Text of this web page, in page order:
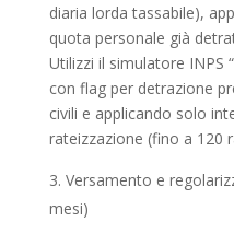
diaria lorda tassabile),
quota personale già
Utilizzi il simulatore INPS
con flag per detrazione
civili e applicando solo
rateizzazione (fino a 120
Versamento e
mesi)